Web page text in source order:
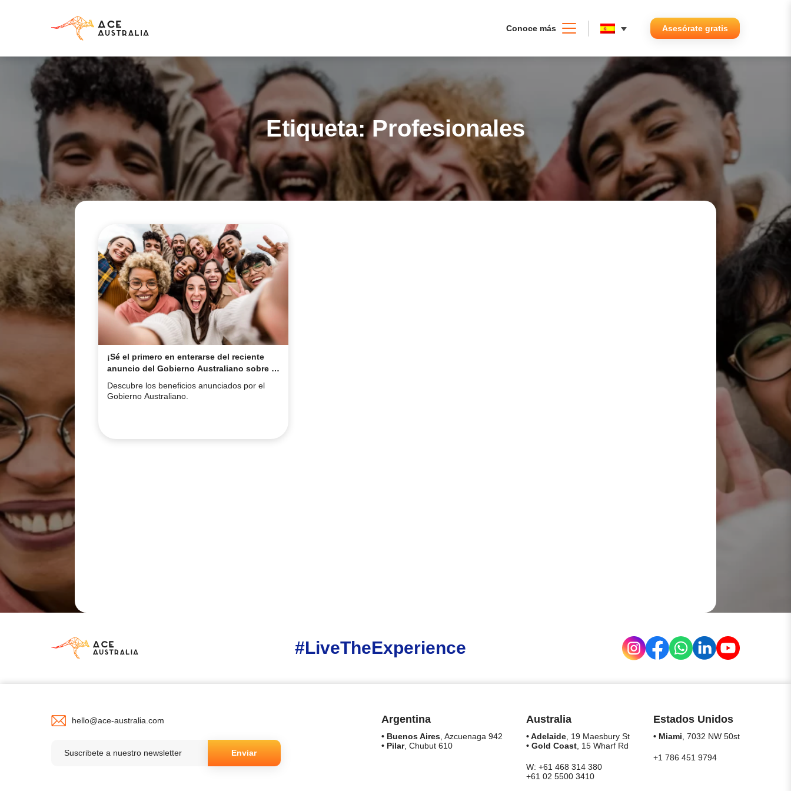
Conoce más Asesórate gratis
Etiqueta:Profesionales
¡Sé el primero en enterarse del reciente
anuncio del Gobierno Australiano sobre la
elegibles!
Descubre los beneficios anunciados por el
Gobierno Australiano.
#LiveTheExperience
hello@ace-australia.com
Enviar
Argentina
• Buenos Aires , Azcuenaga 942
• Pilar, Chubut 610
Australia
• Adelaide , 19 Maesbury St
• Gold Coast , 15 Wharf Rd
W: +61 468 314 380
+61 02 5500 3410
Estados Unidos
• Miami , 7032 NW 50st
+1 786 451 9794